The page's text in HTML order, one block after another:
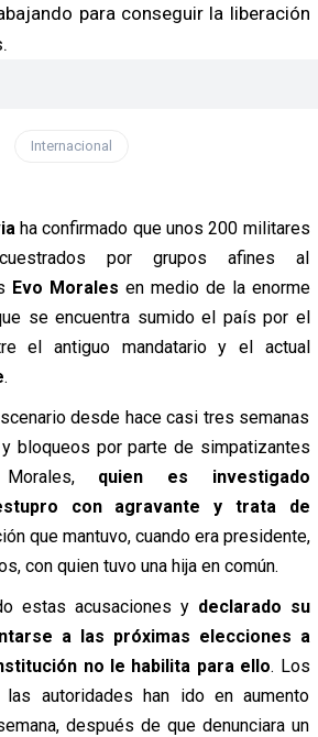
para conseguir la liberación
Internacional
ha confirmado que unos 200 militares
por grupos afines al
Evo Morales en medio de la enorme
se encuentra sumido el país por el
el antiguo mandatario y el actual
.
desde hace casi tres semanas
bloqueos por parte de simpatizantes
quien es investigado
con agravante y trata de
que mantuvo, cuando era presidente,
con quien tuvo una hija en común.
estas acusaciones y declarado su
a las próximas elecciones a
no le habilita para ello. Los
las autoridades han ido en aumento
después de que denunciara un